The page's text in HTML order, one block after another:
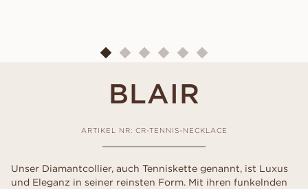
BLAIR
ARTIKEL NR: CR-TENNIS-NECKLACE
Unser Diamantcollier, auch Tenniskette genannt, ist Luxus
und Eleganz in seiner reinsten Form. Mit ihren funkelnden